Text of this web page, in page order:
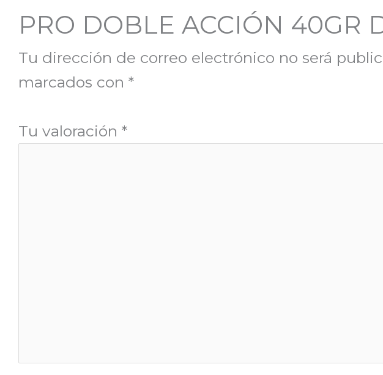
PRO DOBLE ACCIÓN 40GR
Tu dirección de correo electrónico no será
marcados con *
Tu valoración *